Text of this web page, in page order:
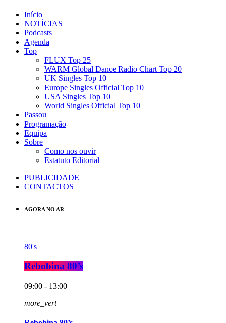
Início
NOTÍCIAS
Podcasts
Agenda
Top
FLUX Top 25
WARM Global Dance Radio Chart Top 20
UK Singles Top 10
Europe Singles Official Top 10
USA Singles Top 10
World Singles Official Top 10
Passou
Programação
Equipa
Sobre
Como nos ouvir
Estatuto Editorial
PUBLICIDADE
CONTACTOS
AGORA NO AR
80's
Rebobina 80’s
09:00 - 13:00
more_vert